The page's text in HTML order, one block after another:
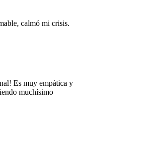
calmó mi crisis.
Es muy empática y
muchísimo